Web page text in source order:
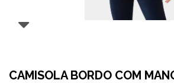
CAMISOLA BORDO COM